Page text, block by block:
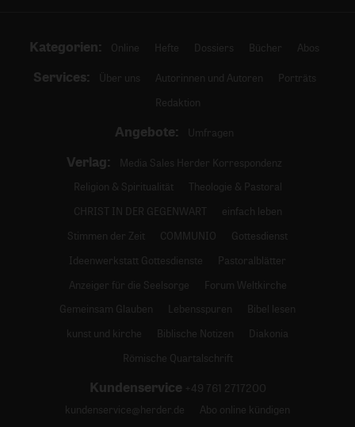
Kategorien: Online Hefte Dossiers Bücher Abos
Services: Über uns Autorinnen und Autoren
Porträts
Redaktion
Angebote: Umfragen
Verlag:
Media Sales Herder Korrespondenz
Religion & Spiritualität
Theologie & Pastoral
CHRIST IN DER GEGENWART
einfach leben
Stimmen der Zeit
COMMUNIO
Gottesdienst
Ideenwerkstatt Gottesdienste
Pastoralblätter
Anzeiger für die Seelsorge
Forum Weltkirche
Gemeinsam Glauben
Lebensspuren
Bibel lesen
kunst und kirche
Biblische Notizen
Diakonia
Römische Quartalschrift
Kundenservice +49 761 2717200
kundenservice@herder.de
Abo online kündigen